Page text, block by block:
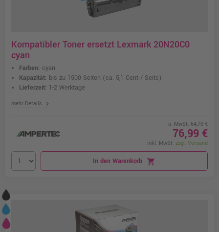
Kompatibler Toner ersetzt Lexmark 20N20C0
cyan
Farben: cyan
Kapazität: bis zu 1500 Seiten (ca. 5,1 Cent / Seite)
Lieferzeit: 1-2 Werktage
mehr Details chevron_right
o. MwSt. 64,70 €
76,99 €
inkl. MwSt. zzgl. Versand
In den Warenkorb shopping_cart